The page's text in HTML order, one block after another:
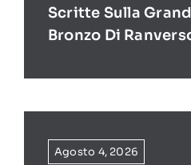
Scritte Sulla
Bronzo Di
Agosto 4, 2026